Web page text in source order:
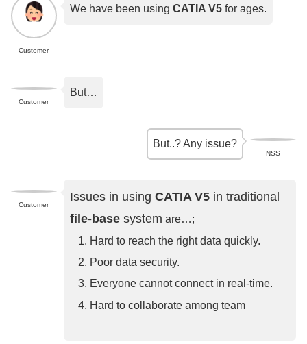
Customer
We have been using CATIA V5for ages.
Customer
But…
NSS
But..? Any issue?
Customer
Issues in using CATIA V5in traditional
file-basesystem are…;
Hard to reach the right data quickly.
Poor data security.
Everyone cannot connect in real-time.
Hard to collaborate among team